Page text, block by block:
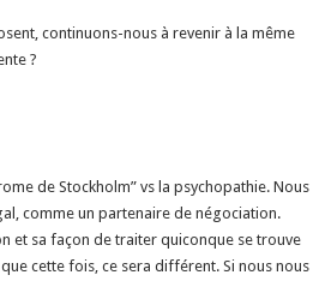
continuons-nous à revenir à la même
?
de Stockholm” vs la psychopathie. Nous
comme un partenaire de négociation.
et sa façon de traiter quiconque se trouve
cette fois, ce sera différent. Si nous nous